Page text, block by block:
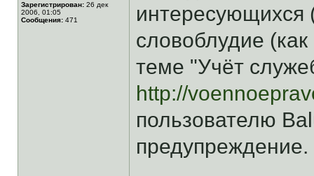
Зарегистрирован: 26 дек
2006, 01:05
Сообщения: 471
интересующихся
словоблудие
теме "Учёт
http://
пользователю
предупреждение.